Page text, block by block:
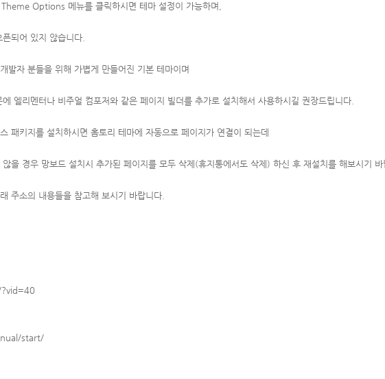
Options 메뉴를 클릭하시면 테마 설정이 가능하며,
되어 있지 않습니다.
발자 분들을 위해 가볍게 만들어진 기본 테마이며
엘리멘터나 비주얼 컴포저와 같은 페이지 빌더를 추가로 설치해서 사용하시길 권장드립니다.
패키지를 설치하시면 홈토리 테마에 자동으로 페이지가 연결이 되는데
을 경우 망보드 설치시 추가된 페이지를 모두 삭제(휴지통에서도 삭제) 하신 후 재설치를 해보시기 바
주소의 내용들을 참고해 보시기 바랍니다.
start/